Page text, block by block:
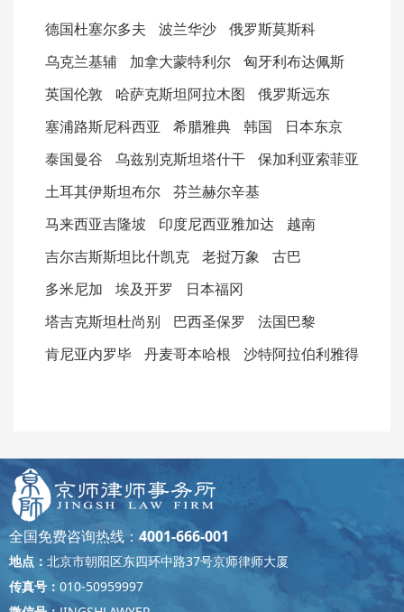
德国杜塞尔多夫 波兰华沙
俄罗斯莫斯科
乌克兰基辅
加拿大蒙特利尔
匈牙利布达佩斯
英国伦敦
哈萨克斯坦阿拉木图
俄罗斯远东
塞浦路斯尼科西亚
希腊雅典 韩国
日本东京
泰国曼谷
乌兹别克斯坦塔什干
保加利亚索菲亚
土耳其伊斯坦布尔
芬兰赫尔辛基
马来西亚吉隆坡
印度尼西亚雅加达
越南
吉尔吉斯斯坦比什凯克
老挝万象
古巴
多米尼加
埃及开罗
日本福冈
塔吉克斯坦杜尚别
巴西圣保罗
法国巴黎
肯尼亚内罗毕
丹麦哥本哈根 沙特阿拉伯利雅得
全国免费咨询热线： 4001-666-001
地点： 北京市朝阳区东四环中路37号京师律师大厦
传真号： 010-50959997